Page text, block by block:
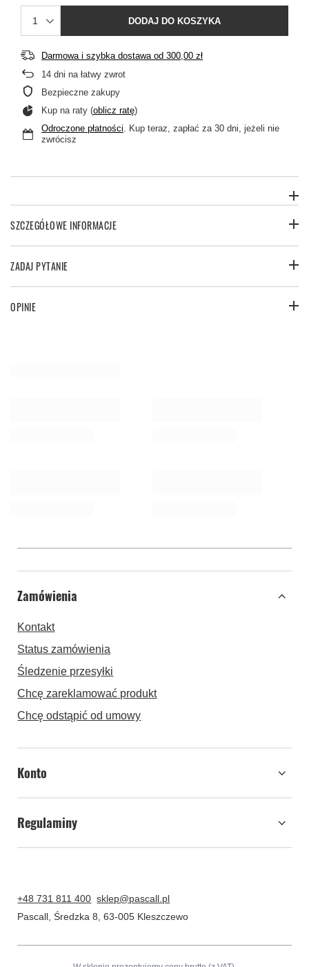
DODAJ DO KOSZYKA
Darmowa i szybka dostawaod 300,00 zł
14 dni na łatwy zwrot
Bezpieczne zakupy
Kup na raty (oblicz ratę)
Odroczone płatności. Kup teraz, zapłać za 30 dni, jeżeli nie
zwrócisz
SZCZEGÓŁOWE INFORMACJE
ZADAJ PYTANIE
OPINIE
Zamówienia
Kontakt
Status zamówienia
Śledzenie przesyłki
Chcę zareklamować produkt
Chcę odstąpić od umowy
Konto
Regulaminy
+48 731 811 400 sklep@pascall.pl
Pascall ,Średzka 8 ,63-005 Kleszczewo